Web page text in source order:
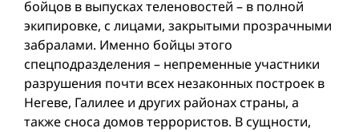
бойцов в выпусках теленовостей – в полной
экипировке, с лицами, закрытыми прозрачными
забралами. Именно бойцы этого
спецподразделения – непременные участники
разрушения почти всех незаконных построек в
Негеве, Галилее и других районах страны, а
также сноса домов террористов. В сущности,